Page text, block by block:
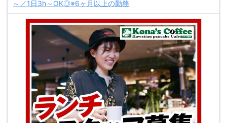
～／1日3h～OK◎※6ヶ月以上の勤務